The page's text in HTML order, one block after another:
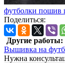
футболки пошив
Поделиться:
Другие работы:
Вышивка на
Нужна